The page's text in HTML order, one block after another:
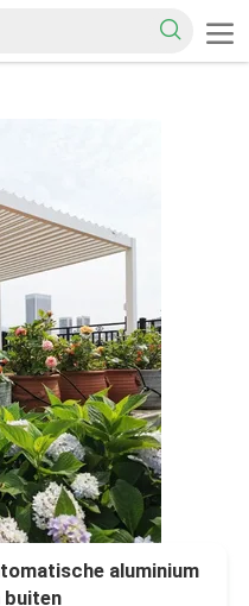
aluminium
buiten